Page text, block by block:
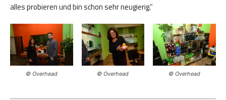
alles probieren und bin schon sehr neugierig.”
© Overhead © Overhead © Overhead